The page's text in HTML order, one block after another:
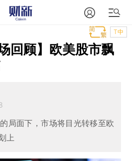
T中
回顾】欧美股市飘
局面下，市场将目光转移至欧
上